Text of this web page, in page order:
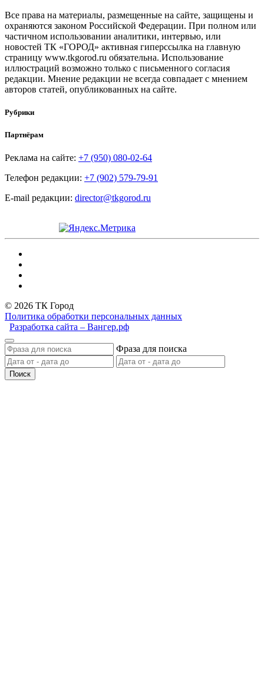
Все права на материалы, размещенные на сайте, защищены и
охраняются законом Российской Федерации. При полном или
частичном использовании аналитики, интервью, или
новостей ТК «ГОРОД» активная гиперссылка на главную
страницу www.tkgorod.ru обязательна. Использование
иллюстраций возможно только с письменного согласия
редакции. Мнение редакции не всегда совпадает с мнением
авторов статей, опубликованных на сайте.
Рубрики
Партнёрам
Реклама на сайте: +7 (950) 080-02-64
Телефон редакции: +7 (902) 579-79-91
E-mail редакции: director@tkgorod.ru
© 2026 ТК Город
Политика обработки персональных данных
Разработка сайта – Вангер.рф
Фраза для поиска
Поиск